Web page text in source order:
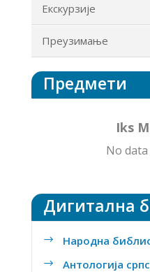
Екскурзије
Преузимање
Предмети
Iks
No
Дигитална
$ Народна
$ Антологија